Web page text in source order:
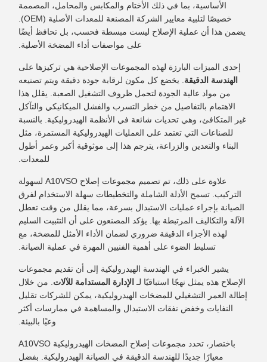
الأساسية، بما في ذلك الأختام والمكابس والمحامل، المصممة
خصيصًا لتلبية معايير الشركة المصنعة للمعدات الأصلية (OEM).
يضمن هذا أن عملية الإصلاح ليست مبسطة فحسب، بل تحافظ أيضًا
على مواصفات أداء المضخة الأصلية.
إحدى الميزات البارزة لهذه المجموعات الإصلاحية هي تركيزها على
الهندسة الدقيقة . يخضع كل مكون لرقابة جودة دقيقة ويتم تصنيعه
من مواد عالية الجودة لتحمل ظروف التشغيل الصعبة. يقلل هذا
الاهتمام بالتفاصيل من خطر التسرب والفشل الميكانيكي والتآكل
غير المتكافئ، وهي تحديات شائعة في الأنظمة الهيدروليكية. بالنسبة
للصناعات التي تعتمد على العمليات الهيدروليكية المستمرة، مثل
البناء والتعدين والزراعة، يترجم هذا إلى موثوقية أكبر وعمر أطول
للمعدات.
علاوة على ذلك، تم تصميم مجموعات إصلاح A10VSO لسهولة
التركيب. تسمح الأدلة الشاملة والتخطيطات سهلة الاستخدام لفرق
الصيانة بإجراء عمليات الاستبدال بسرعة، مما يقلل من وقت تعطل
الآلة والتكاليف المرتبطة بها. يؤكد المصنعون على أن التثبيت السليم
لهذه الأجزاء الدقيقة ضروري لضمان الأداء الأمثل للمضخة، مع
تسليط الضوء على أهمية الفنيين المهرة في عملية الصيانة.
يشير الخبراء في الهندسة الهيدروليكية إلى أن تقديم مجموعات
الإصلاح هذه يمثل نهجًا استباقيًا لـ الإدارة المستدامة للآلات . من خلال
إطالة العمر التشغيلي للمضخات الهيدروليكية، يمكن للشركات تقليل
النفايات وخفض نفقات الاستبدال والمساهمة في ممارسات أكثر
وعيًا بالبيئة.
باختصار، تحدد مجموعات إصلاح المضخات الهيدروليكية A10VSO
معيارًا جديدًا للهندسة الدقيقة في الصيانة الهيدروليكية. بفضل